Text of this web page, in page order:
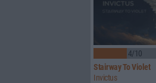
4/10
Stairway To Violet
Invictus